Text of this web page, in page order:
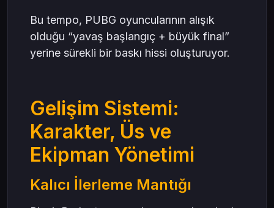
Bu tempo, PUBG oyuncularının alışık
olduğu “yavaş başlangıç + büyük final”
yerine sürekli bir baskı hissi oluşturuyor.
Gelişim Sistemi:
Karakter, Üs ve
Ekipman Yönetimi
Kalıcı İlerleme Mantığı